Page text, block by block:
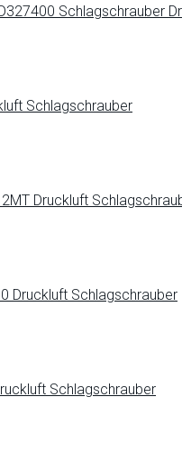
Schlagschrauber
Schlagschrauber
Druckluft
Druckluft Schlagschrauber
Schlagschrauber